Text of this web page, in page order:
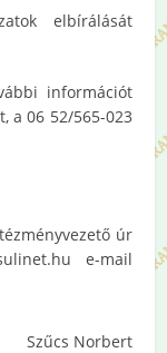
elbírálását
információt
a 06 52/565-023
úr
e-mail
Szűcs Norbert